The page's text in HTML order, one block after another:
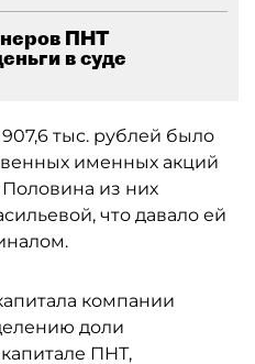
ПНТ
в суде
тыс. рублей было
именных акций
из них
что давало ей
компании
доли
ПНТ,